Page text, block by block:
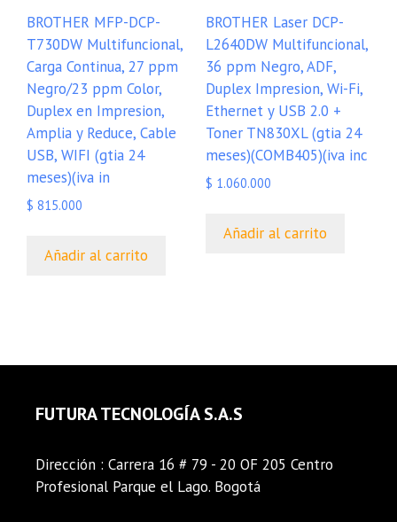
BROTHER MFP-DCP-
T730DW Multifuncional,
Carga Continua, 27 ppm
Negro/23 ppm Color,
Duplex en Impresion,
Amplia y Reduce, Cable
USB, WIFI (gtia 24
meses)(iva in
$ 815.000
Añadir al carrito
BROTHER Laser DCP-
L2640DW Multifuncional,
36 ppm Negro, ADF,
Duplex Impresion, Wi-Fi,
Ethernet y USB 2.0 +
Toner TN830XL (gtia 24
meses)(COMB405)(iva inc
$ 1.060.000
Añadir al carrito
FUTURA TECNOLOGÍA S.A.S
Dirección : Carrera 16 # 79 - 20 OF 205 Centro
Profesional Parque el Lago. Bogotá